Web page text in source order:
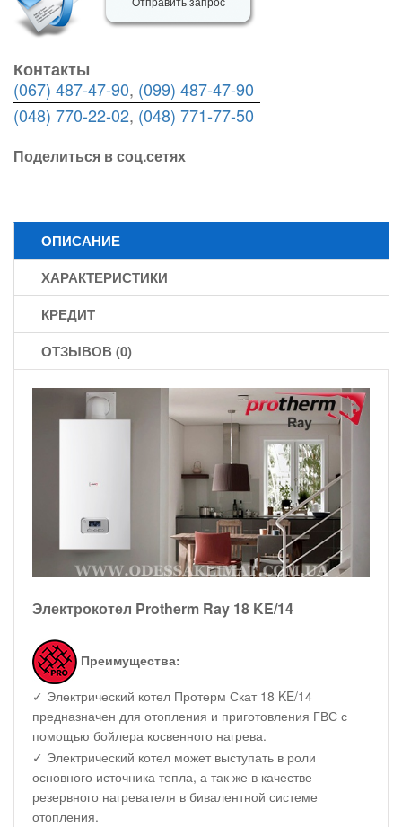
Отправить запрос
Контакты
(067) 487-47-90, (099) 487-47-90
(048) 770-22-02, (048) 771-77-50
Поделиться в соц.сетях
ОПИСАНИЕ
ХАРАКТЕРИСТИКИ
КРЕДИТ
ОТЗЫВОВ (0)
Электрокотел Protherm Ray 18 KE/14
Преимущества:
✓ Электрический котел Протерм Скат 18 KE/14
предназначен для отопления и приготовления ГВС с
помощью бойлера косвенного нагрева.
✓ Электрический котел может выступать в роли
основного источника тепла, а так же в качестве
резервного нагревателя в бивалентной системе
отопления.